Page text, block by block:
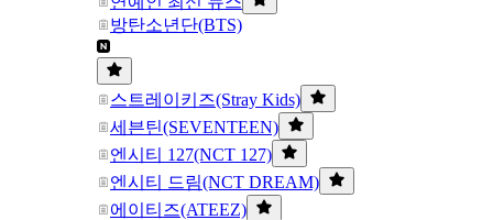
방탄소년단(BTS)
스트레이키즈(Stray Kids)
세븐틴(SEVENTEEN)
엔시티 127(NCT 127)
엔시티 드림(NCT DREAM)
에이티즈(ATEEZ)